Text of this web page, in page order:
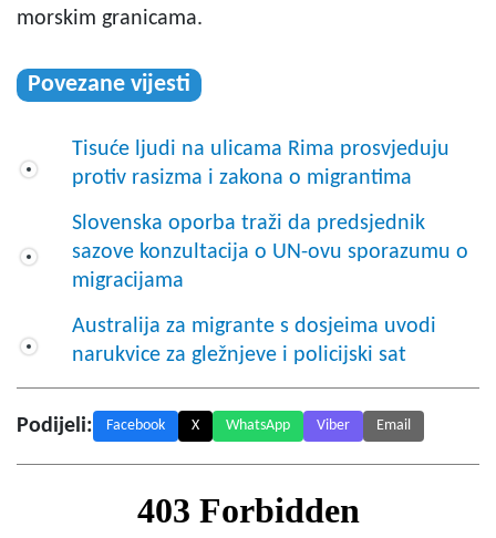
morskim granicama.
Povezane vijesti
Tisuće ljudi na ulicama Rima prosvjeduju
protiv rasizma i zakona o migrantima
Slovenska oporba traži da predsjednik
sazove konzultacija o UN-ovu sporazumu o
migracijama
Australija za migrante s dosjeima uvodi
narukvice za gležnjeve i policijski sat
Podijeli: Facebook X WhatsApp Viber Email